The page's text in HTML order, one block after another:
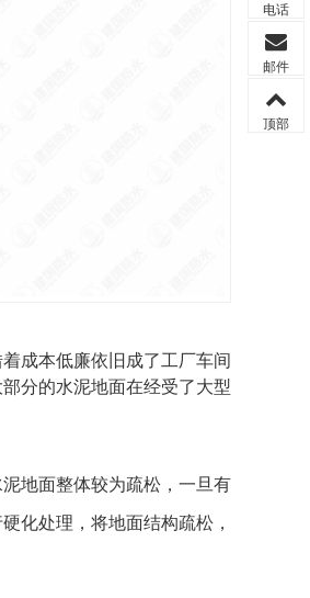
成本低廉依旧成了工厂车间
分的水泥地面在经受了大型
地面整体较为疏松，一旦有
化处理，将地面结构疏松，
电话
邮件
顶部